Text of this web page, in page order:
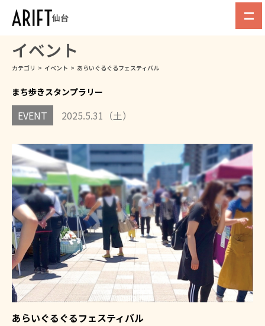
仙台
イベント
カテゴリ > イベント > あらいぐるぐるフェスティバル
まち歩きスタンプラリー
EVENT 2025.5.31（土）
あらいぐるぐるフェスティバル